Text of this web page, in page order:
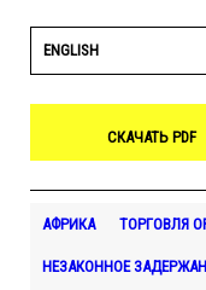
ENGLISH
СКАЧАТЬ PDF
АФРИКА ТОРГОВЛЯ
НЕЗАКОННОЕ